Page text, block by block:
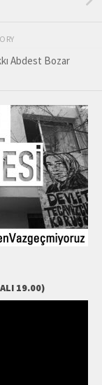
Abdest Bozar
19.00)